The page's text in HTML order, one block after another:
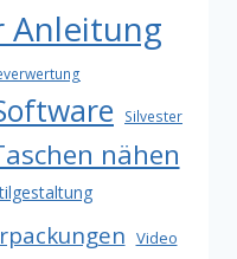
Anleitung
Silvester
nähen
Video